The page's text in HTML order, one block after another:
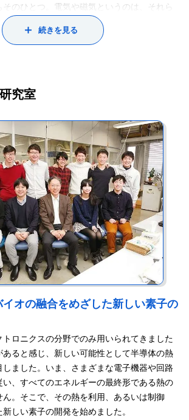
研究している「熱電発電」です。熱電発電と
変換することができる物質を利用した発電の
」と呼ばれる特殊な物質の一方を温め、一方
ギー資源の利用を減らし、最終的には二酸
ながるのです。捨てられているもったいな
てエコにつなげる。いまの環境問題にとって
ない』と言う日本人的な考え方がとても重要
そのひとつ。電気や磁気というのは、それら
目に見えても、そのものは目に見えません。
ために数式をたくさん使うんです。僕にも経
んと内容を理解するように努めながらも、
関しては丸暗記してしまおう！ というのが
。各章や節ごとに公式や語句などの重要な
トで示して、赤字の部分は「いまここで、覚
。まずは、とにかく暗記。そうやって最初に
、そこから説明を加えていきます。
しようとすると時間だけがかかって前へ進ま
こと自体がイヤになってしまう。この悪循環
まずは分からなくてもいいから覚えてほし
らないと先へ進めないという学生さんもいる
時間ですから、分からないところは覚えてし
有効なんです。そして今、分からないこと
ときが絶対にくるんです。ああ、こういうこ
ンとつながることがあるんですよ。ですから
ことでも諦めず、粘り強く挑戦し続ける強さ
ですね。
続きを見る
究室
オの融合をめざした新しい素子の
ロニクスの分野でのみ用いられてきました
ると感じ、新しい可能性として半導体の熱
ました。いま、さまざまな電子機器や回路
、すべてのエネルギーの最終形である熱の
ん。そこで、その熱を利用、あるいは制御
しい素子の開発を始めました。